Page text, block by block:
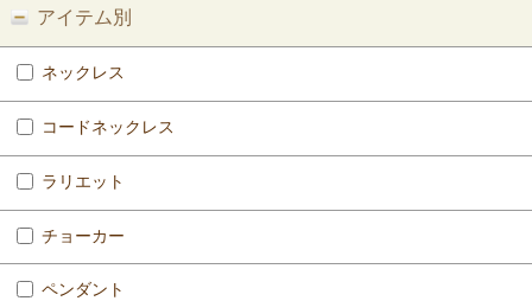
アイテム別
ネックレス
コードネックレス
ラリエット
チョーカー
ペンダント